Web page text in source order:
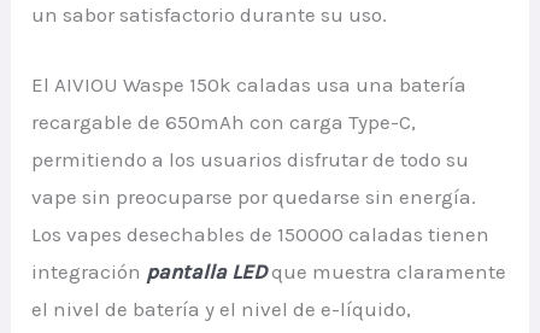
un sabor satisfactorio durante su uso.
El AIVIOU Waspe 150k caladas usa una batería
recargable de 650mAh con carga Type-C,
permitiendo a los usuarios disfrutar de todo su
vape sin preocuparse por quedarse sin energía.
Los vapes desechables de 150000 caladas tienen
integración pantalla LED que muestra claramente
el nivel de batería y el nivel de e-líquido,